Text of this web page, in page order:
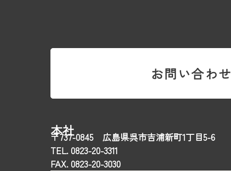
お問い合わせ
本社
〒737-0845 広島県呉市吉浦新町1丁目5-6
TEL. 0823-20-3311
FAX. 0823-20-3030